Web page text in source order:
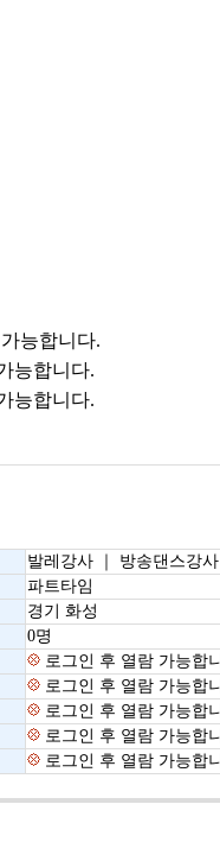
능합니다.
능합니다.
능합니다.
발레강사 ｜ 방송댄스강
파트타임
경기 화성
0명
로그인 후 열람 가능합
로그인 후 열람 가능합
로그인 후 열람 가능합
로그인 후 열람 가능합
로그인 후 열람 가능합